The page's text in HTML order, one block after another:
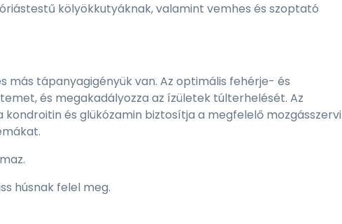
kölyökkutyáknak, valamint vemhes és szoptató
más tápanyagigényük van. Az optimális fehérje- és
és megakadályozza az ízületek túlterhelését. Az
és glükózamin biztosítja a megfelelő mozgásszervi
húsnak felel meg.